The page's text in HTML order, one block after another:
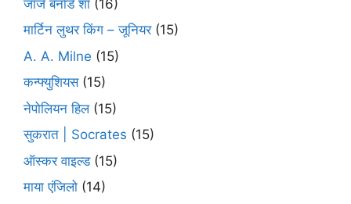
जॉर्ज बर्नार्ड शॉ(16)
मार्टिन लुथर किंग – जूनियर(15)
A. A. Milne (15)
कन्फ्युशियस(15)
नेपोलियन हिल(15)
सुकरात | Socrates (15)
ऑस्कर वाइल्ड(15)
माया एंजिलो (14)